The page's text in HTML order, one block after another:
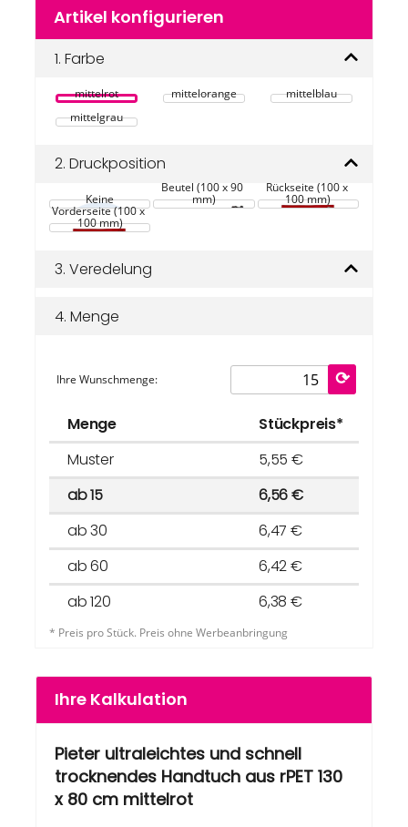
Anfang
Bildgalerie
Artikel konfigurieren
1. Farbe
mittelrot mittelorange
mittelblau
mittelgrau
2. Druckposition
Keine
Beutel (100 x 90
mm)
Rückseite (100 x
100 mm)
Vorderseite (100 x
100 mm)
3. Veredelung
4. Menge
Ihre Wunschmenge:
Menge
Stückpreis*
Muster
5,55 €
ab 15
6,56 €
ab 30
6,47 €
ab 60
6,42 €
ab 120
6,38 €
* Preis pro Stück. Preis ohne Werbeanbringung
Ihre Kalkulation
Pieter ultraleichtes und schnell
trocknendes Handtuch aus rPET 130
x 80 cm mittelrot